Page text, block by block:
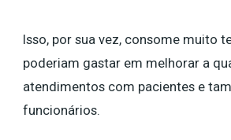
Isso, por sua vez, consome muito
poderiam gastar em melhorar a
atendimentos com pacientes e
funcionários.